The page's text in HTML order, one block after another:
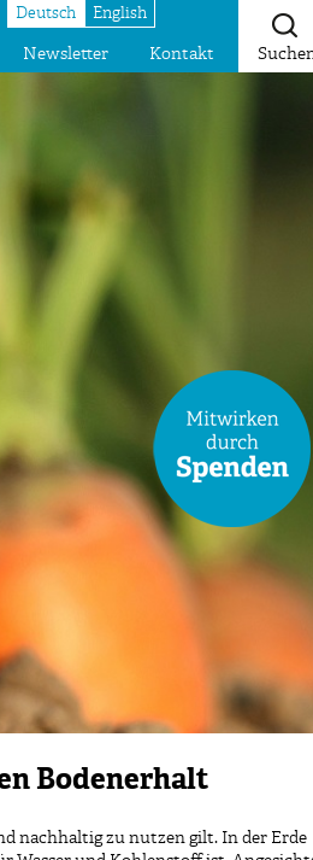
Newsletter Kontakt
Deutsch English
Bodenerhalt
nachhaltig zu nutzen gilt. In der Erde